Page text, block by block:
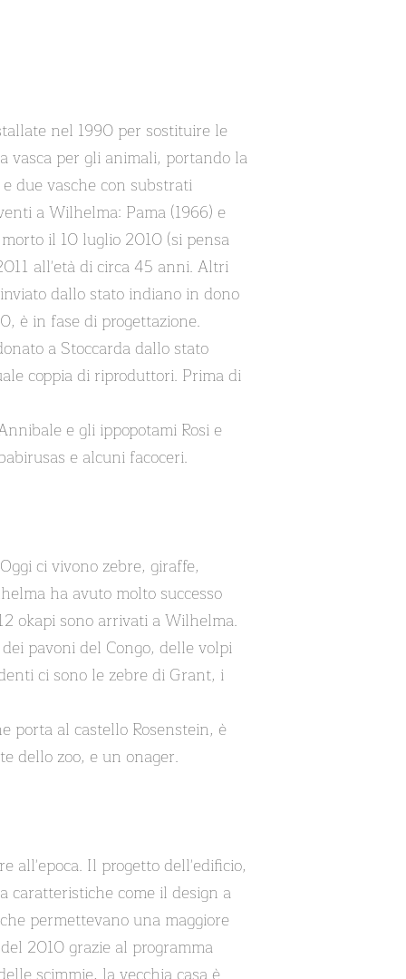
nel 1990 per sostituire le
vasca per gli animali, portando la
due vasche con substrati
a Wilhelma: Pama (1966) e
il 10 luglio 2010 (si pensa
all'età di circa 45 anni. Altri
dallo stato indiano in dono
è in fase di progettazione.
a Stoccarda dallo stato
coppia di riproduttori. Prima di
e gli ippopotami Rosi e
e alcuni facoceri.
ci vivono zebre, giraffe,
ha avuto molto successo
okapi sono arrivati a Wilhelma.
pavoni del Congo, delle volpi
ci sono le zebre di Grant, i
porta al castello Rosenstein, è
dello zoo, e un onager.
all'epoca. Il progetto dell'edificio,
caratteristiche come il design a
permettevano una maggiore
2010 grazie al programma